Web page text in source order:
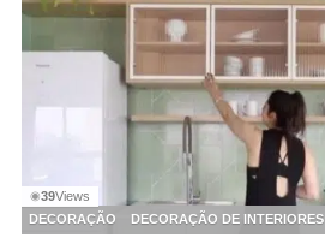
◉39Views
DECORAÇÃO
DECORAÇÃO DE INTERIORES